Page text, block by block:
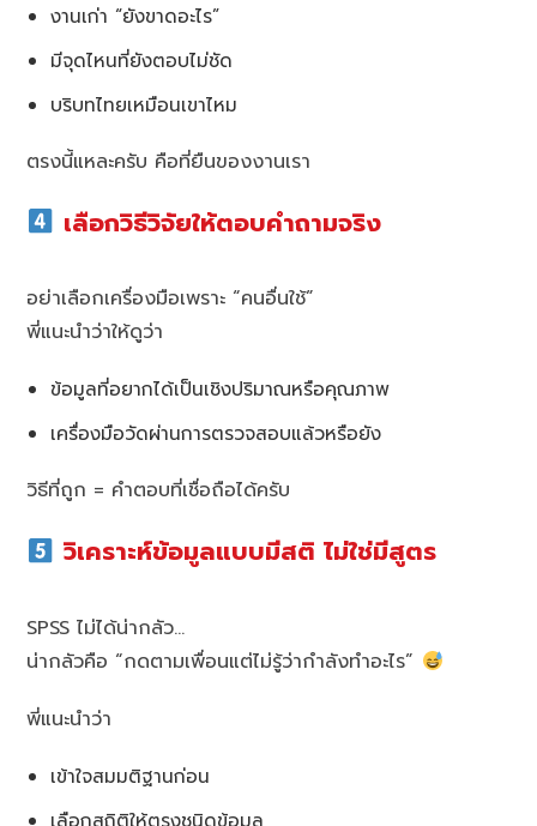
งานเก่า “ยังขาดอะไร”
มีจุดไหนที่ยังตอบไม่ชัด
บริบทไทยเหมือนเขาไหม
ตรงนี้แหละครับ คือที่ยืนของงานเรา
เลือกวิธีวิจัยให้ตอบคำถามจริง
อย่าเลือกเครื่องมือเพราะ “คนอื่นใช้”
พี่แนะนำว่าให้ดูว่า
ข้อมูลที่อยากได้เป็นเชิงปริมาณหรือคุณภาพ
เครื่องมือวัดผ่านการตรวจสอบแล้วหรือยัง
วิธีที่ถูก = คำตอบที่เชื่อถือได้ครับ
วิเคราะห์ข้อมูลแบบมีสติ ไม่ใช่มีสูตร
SPSS ไม่ได้น่ากลัว…
น่ากลัวคือ “กดตามเพื่อนแต่ไม่รู้ว่ากำลังทำอะไร”
พี่แนะนำว่า
เข้าใจสมมติฐานก่อน